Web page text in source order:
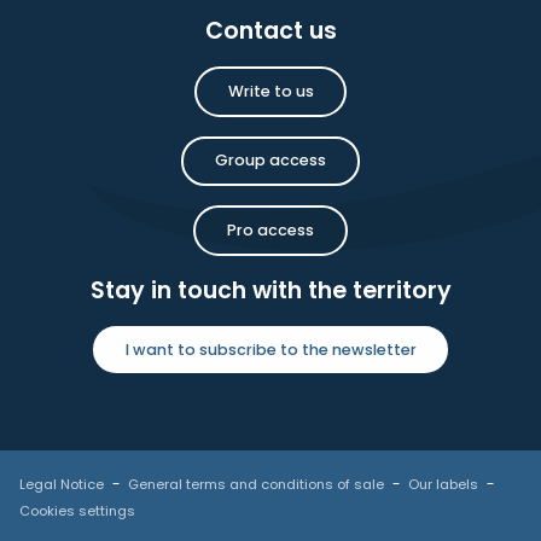
Contact us
Write to us
Group access
Pro access
Stay in touch with the territory
I want to subscribe to the newsletter
Legal Notice General terms and conditions of sale
Our labels
Cookies settings